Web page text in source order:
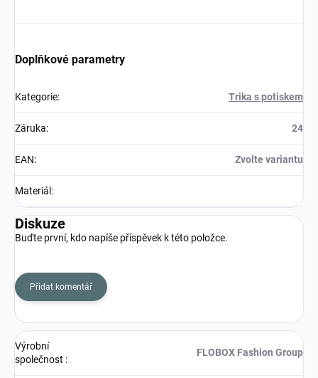
Doplňkové parametry
Kategorie: Trika s potiskem
Záruka: 24
EAN: Zvolte variantu
Materiál :
Diskuze
Buďte první, kdo napíše příspěvek k této položce.
Přidat komentář
Výrobní
společnost :
FLOBOX Fashion Group